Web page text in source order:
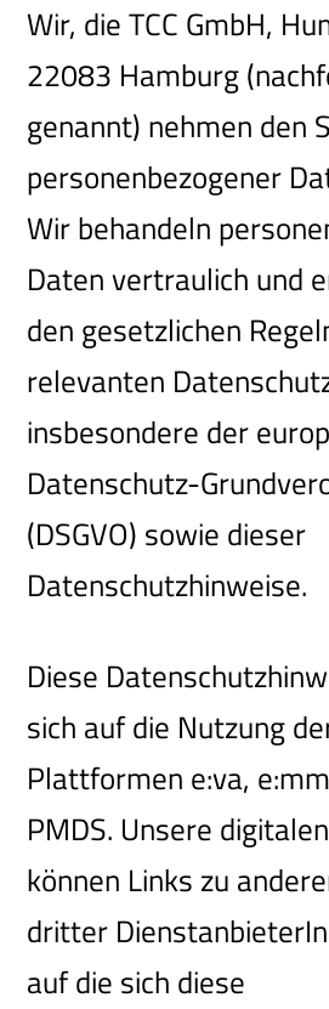
Wir, die TCC GmbH,
22083 Hamburg
genannt) nehmen den
personenbezogener
Wir behandeln
Daten vertraulich und
den gesetzlichen
relevanten
insbesondere der
Datenschutz-
(DSGVO) sowie dieser
Datenschutzhinweise.
Diese
sich auf die Nutzung
Plattformen e:va,
PMDS. Unsere
können Links zu
dritter
auf die sich diese